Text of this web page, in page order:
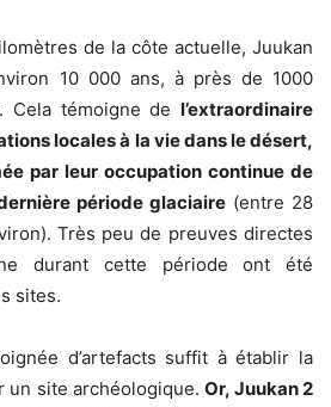
de la côte actuelle, Juukan
10 000 ans, à près de 1000
Cela témoigne de l’extraordinaire
locales à la vie dans le désert,
par leur occupation continue de
période glaciaire (entre 28
Très peu de preuves directes
durant cette période ont été
sites.
d’artefacts suffit à établir la
un site archéologique.Or, Juukan 2